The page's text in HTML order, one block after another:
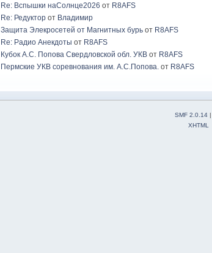
Re: Вспышки наСолнце2026 от R8AFS
Re: Редуктор от Владимир
Защита Элекросетей от Магнитных бурь от R8AFS
Re: Радио Анекдоты от R8AFS
Кубок А.С. Попова Свердловской обл. УКВ от R8AFS
Пермские УКВ соревнования им. А.С.Попова. от R8AFS
SMF 2.0.14 |
XHTML